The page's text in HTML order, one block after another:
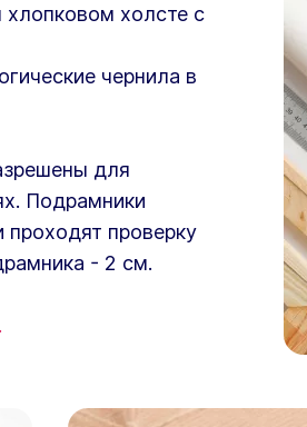
хлопковом холсте с
чернила в
для
Подрамники
проходят проверку
- 2 см.